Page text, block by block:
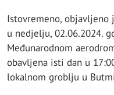
Istovremeno, objavljeno
u nedjelju, 02.06.2024.
Međunarodnom
obavljena isti dan u
lokalnom groblju u